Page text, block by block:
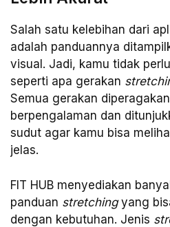
Salah satu kelebihan dari
adalah panduannya
visual. Jadi, kamu tidak
seperti apa gerakan
Semua gerakan
berpengalaman dan
sudut agar kamu bisa
jelas.
FIT HUB menyediakan
panduan stretchingyang
dengan kebutuhan. Jenis